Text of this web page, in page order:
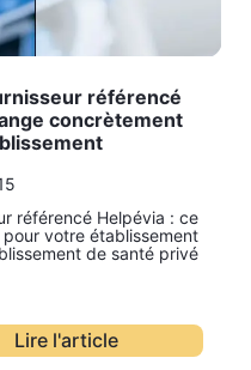
référencé
concrètement
référencé Helpévia : ce
votre établissement
de santé privé
Lire l'article